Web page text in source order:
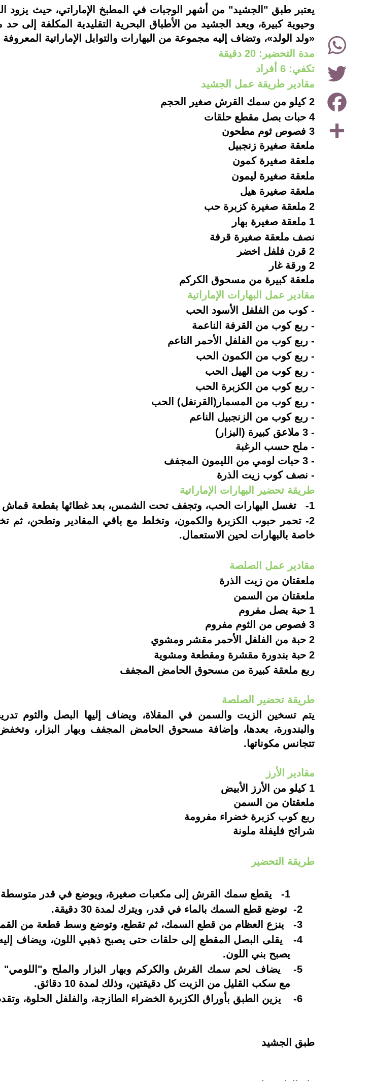
Share
Facebook
Twitter
WhatsApp
instagramيعتبر طبق "الجشيد" من أشهر الوجبات في المطبخ الإماراتي، حيث يزود
وحيوية كبيرة، ويعد الجشيد من الأطباق البحرية التقليدية المكلفة
«ولد الولد»، وتضاف إليه مجموعة من البهارات والتوابل الإماراتية
مدة التحضير:20 دقيقة
تكفي:6 أفراد
مقادير طريقة عمل الجشيد
2 كيلو من سمك القرش صغير الحجم
4 حبات بصل مقطع حلقات
3 فصوص ثوم مطحون
ملعقة صغيرة زنجبيل
ملعقة صغيرة كمون
ملعقة صغيرة ليمون
ملعقة صغيرة هيل
2 ملعقة صغيرة كزبرة حب
1 ملعقة صغيرة بهار
نصف ملعقة صغيرة قرفة
2 قرن فلفل اخضر
2 ورقة غار
ملعقة كبيرة من مسحوق الكركم
مقادير عمل البهارات الإماراتية
- كوب من الفلفل الأسود الحب
- ربع كوب من القرفة الناعمة
- ربع كوب من الفلفل الأحمر الناعم
- ربع كوب من الكمون الحب
- ربع كوب من الهيل الحب
- ربع كوب من الكزبرة الحب
- ربع كوب من المسمار(القرنفل) الحب
- ربع كوب من الزنجبيل الناعم
- 3 ملاعق كبيرة (البزار)
- ملح حسب الرغبة
- 3 حبات لومي من الليمون المجفف
- نصف كوب زيت الذرة
طريقة تحضير البهارات الإماراتية
1-
تغسل البهارات الحب، وتجفف تحت الشمس، بعد غطائها بقطعة قماش
2-
تحمر حبوب الكزبرة والكمون، وتخلط مع باقي المقادير وتطحن، ثم
خاصة بالبهارات لحين الاستعمال.
مقادير عمل الصلصة
ملعقتان من زيت الذرة
ملعقتان من السمن
1 حبة بصل مفروم
3 فصوص من الثوم مفروم
2 حبة من الفلفل الأحمر مقشر ومشوي
2 حبة بندورة مقشرة ومقطعة ومشوية
ربع ملعقة كبيرة من مسحوق الحامض المجفف
طريقة تحضير الصلصة
يتم تسخين الزيت والسمن في المقلاة، ويضاف إليها البصل والثوم
تتجانس مكوناتها.
مقادير الأرز
1 كيلو من الأرز الأبيض
ملعقتان من السمن
ربع كوب كزبرة خضراء مفرومة
شرائح فليفلة ملونة
طريقة التحضير
1- يقطع سمك القرش إلى مكعبات صغيرة، ويوضع في قدر متوسطة
2-
توضع قطع السمك بالماء في قدر، ويترك لمدة 30 دقيقة
.
3-
ينزع العظام من قطع السمك، ثم تقطع، وتوضع وسط قطعة من
4-
يقلى البصل المقطع إلى حلقات حتى يصبح ذهبي اللون، ويضاف إليه
يصبح بني اللون.
5-
يضاف لحم سمك القرش والكركم وبهار البزار والملح و"اللومي"
مع سكب القليل من الزيت كل دقيقتين، وذلك لمدة 10 دقائق
.
6-
يزين الطبق بأوراق الكزبرة الخضراء الطازجة، والفلفل الحلوة،
طبق الجشيد